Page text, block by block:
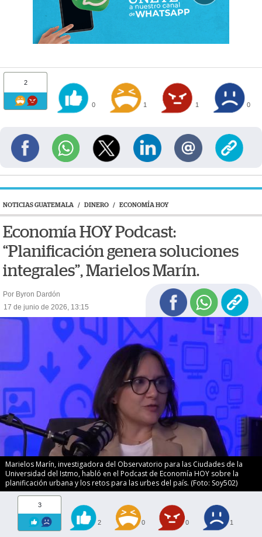
2
0 1 1 0
NOTICIAS GUATEMALA / DINERO / ECONOMÍA HOY
Economía HOY Podcast:
“Planificación genera soluciones
integrales”, Marielos Marín.
Por Byron Dardón
17 de junio de 2026, 13:15
Marielos Marín, investigadora del Observatorio para las Ciudades de la
Universidad del Istmo, habló en el Podcast de Economía HOY sobre la
planificación urbana y los retos para las urbes del país. (Foto: Soy502)
3
2 0 0 1